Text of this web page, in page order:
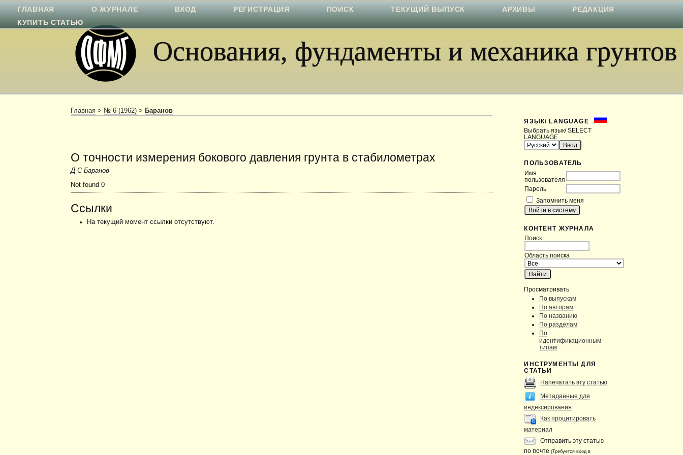
Основания, фундаменты и механика грунтов
ЯЗЫК/ LANGUAGE
Выбрать язык/ SELECT
LANGUAGE
ПОЛЬЗОВАТЕЛЬ
Имя
пользователя
Пароль
Запомнить меня
КОНТЕНТ ЖУРНАЛА
Поиск
Область поиска
Просматривать
По выпускам
По авторам
По названию
По разделам
По
идентификационным
типам
ИНСТРУМЕНТЫ ДЛЯ
СТАТЬИ
Напечатать эту статью
Метаданные для
индексирования
Как процитировать
материал
Отправить эту статью
по почте(Требуется вход в
ГЛАВНАЯ О ЖУРНАЛЕ ВХОД РЕГИСТРАЦИЯ ПОИСК ТЕКУЩИЙ ВЫПУСК АРХИВЫ
РЕДАКЦИЯ
КУПИТЬ СТАТЬЮ
Главная > № 6 (1962) > Баранов
О точности измерения бокового давления грунта в стабилометрах
Д С Баранов
Not found 0
Ссылки
На текущий момент ссылки отсутствуют.